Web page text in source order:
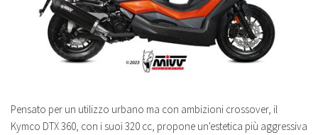
Pensato per un utilizzo urbano ma con ambizioni crossover, il
Kymco DTX 360, con i suoi 320 cc, propone un'estetica più aggressiva